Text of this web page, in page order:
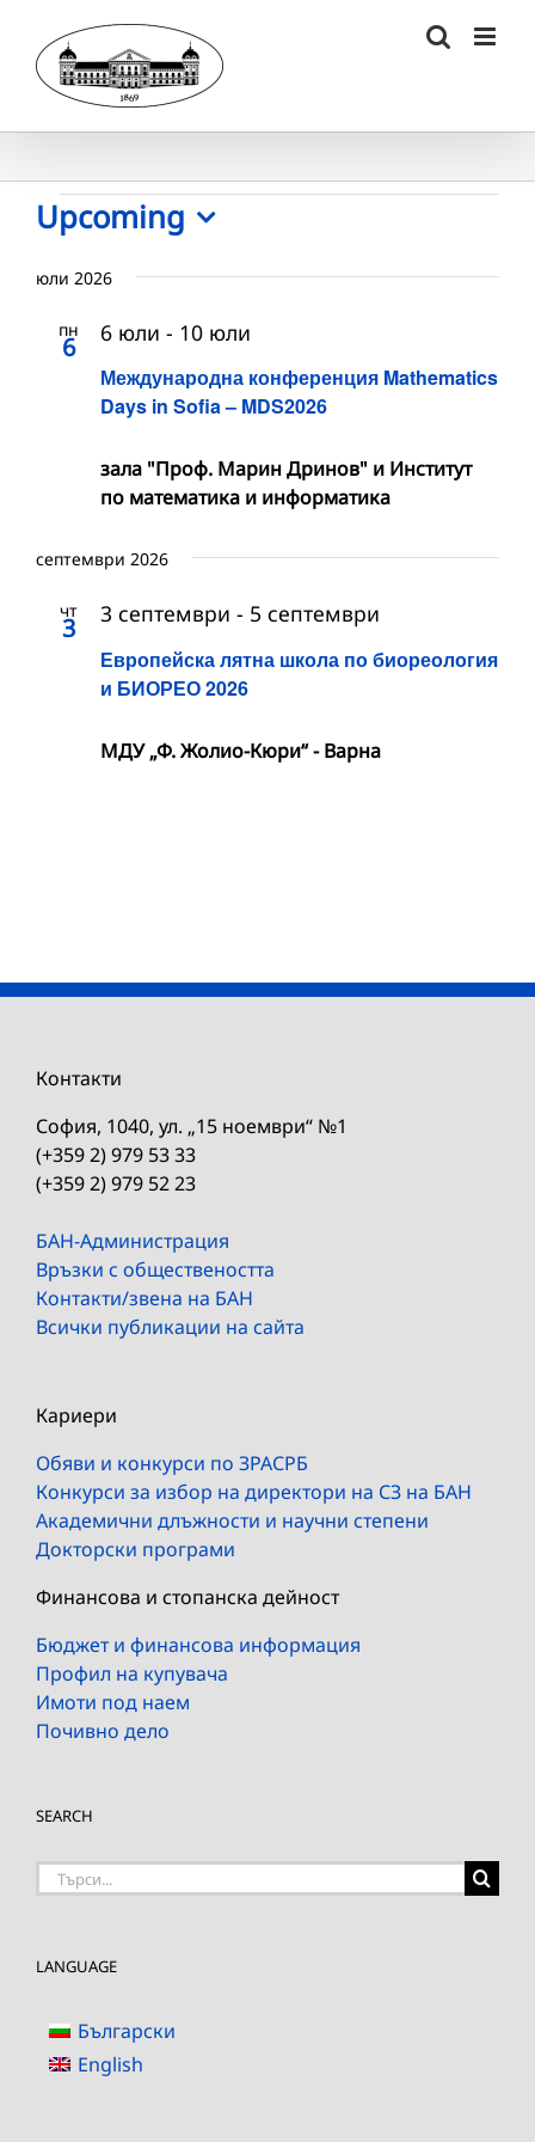
content
Събития
Upcoming
date.
юли 2026
пн
6
Международна конференция Mathematics
Days in Sofia – MDS2026
6 юли - 10 юли
зала "Проф. Марин Дринов" и Институт
по математика и информатика
септември 2026
чт
3
Европейска лятна школа по биореология
и БИОРЕО 2026
3 септември - 5 септември
МДУ „Ф. Жолио-Кюри“ - Варна
Контакти
София, 1040, ул. „15 ноември“ №1
(+359 2) 979 53 33
(+359 2) 979 52 23
БАН-Администрация
Връзки с обществеността
Контакти/звена на БАН
Всички публикации на сайта
Кариери
Обяви и конкурси по ЗРАСРБ
Конкурси за избор на директори на СЗ на БАН
Академични длъжности и научни степени
Докторски програми
Финансова и стопанска дейност
Бюджет и финансова информация
Профил на купувача
Имоти под наем
Почивно дело
SEARCH
Търсене
LANGUAGE
Български
English